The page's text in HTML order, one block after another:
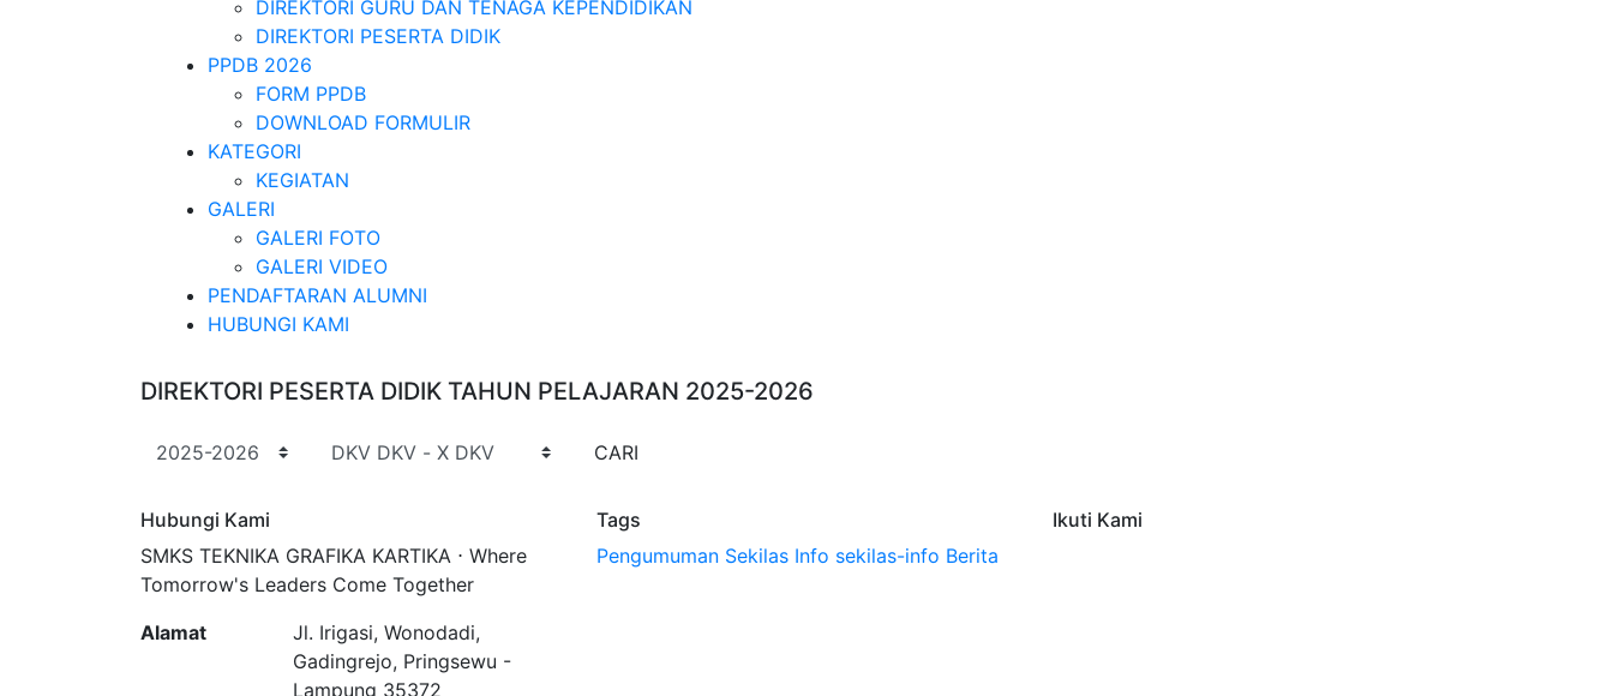
DIREKTORI GURU DAN TENAGA KEPENDIDIKAN
DIREKTORI PESERTA DIDIK
PPDB 2026
FORM PPDB
DOWNLOAD FORMULIR
KATEGORI
KEGIATAN
GALERI
GALERI FOTO
GALERI VIDEO
PENDAFTARAN ALUMNI
HUBUNGI KAMI
DIREKTORI PESERTA DIDIK TAHUN PELAJARAN 2025-2026
Tahun Pelajaran Kelas CARI
Hubungi Kami
SMKS TEKNIKA GRAFIKA KARTIKA ⋅ Where
Tomorrow's Leaders Come Together
Alamat
Jl. Irigasi, Wonodadi,
Gadingrejo, Pringsewu -
Lampung 35372
Tags
Pengumuman Sekilas Info sekilas-info Berita
Ikuti Kami